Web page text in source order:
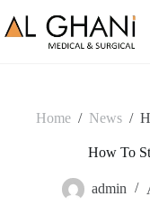
to
content
Home / News /
How To
admin